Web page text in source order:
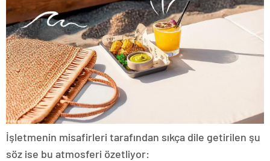
İşletmenin misafirleri tarafından sıkça dile getirilen şu
söz ise bu atmosferi özetliyor: